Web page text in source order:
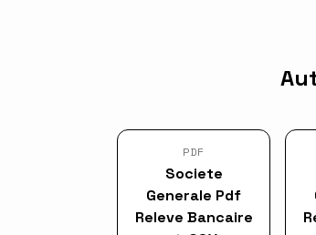
PDF
Societe
Generale Pdf
Releve Bancaire